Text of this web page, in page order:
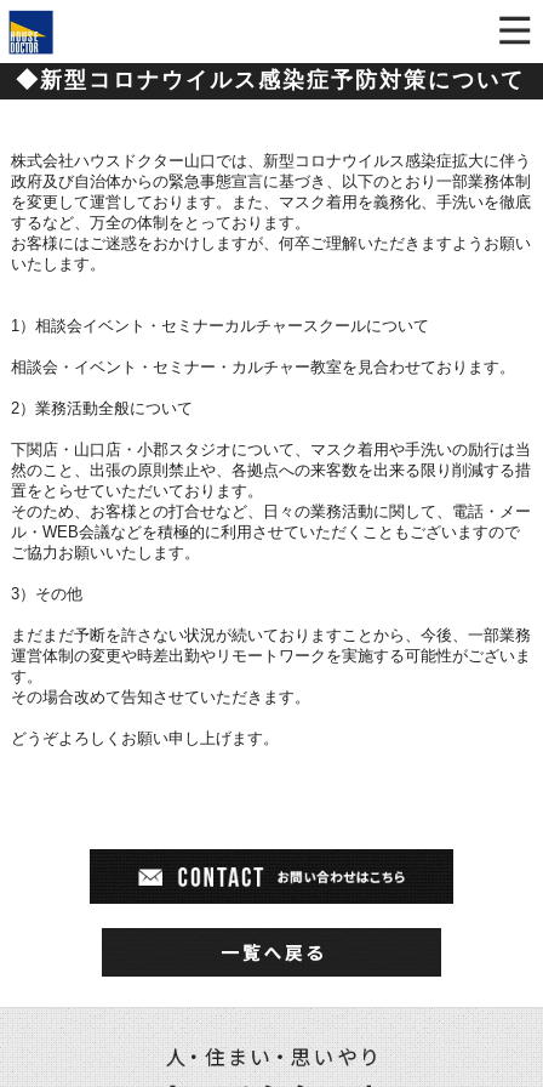
◆新型コロナウイルス感染症予防対策について
株式会社ハウスドクター山口では、新型コロナウイルス感染症拡大に伴う
政府及び自治体からの緊急事態宣言に基づき、以下のとおり一部業務体制
を変更して運営しております。また、マスク着用を義務化、手洗いを徹底
するなど、万全の体制をとっております。
お客様にはご迷惑をおかけしますが、何卒ご理解いただきますようお願い
いたします。
1）相談会イベント・セミナーカルチャースクールについて
相談会・イベン ト・セミナー・カルチャー教室を見合わせております。
2）業務活動全般について
下関店・山口店・小郡スタジオについて、マスク着用や手洗いの励行は当
然のこと、出張の原則禁止や、各拠点への来客数を出来る限り削減する措
置をとらせていただいております。
そのため、お客様との打合せなど、日々の業務活動に関して、電話・メー
ル・WEB会議などを積極的に利用させていただくこともございますので
ご協力お願いいたします。
3）その他
まだまだ予断を許さない状況が続いておりますことから、今後、一部業務
運営体制の変更や時差出勤やリモートワークを実施する可能性がございま
す。
その場合改めて告知させていただきます。
どうぞよろしくお願い申し上げます。